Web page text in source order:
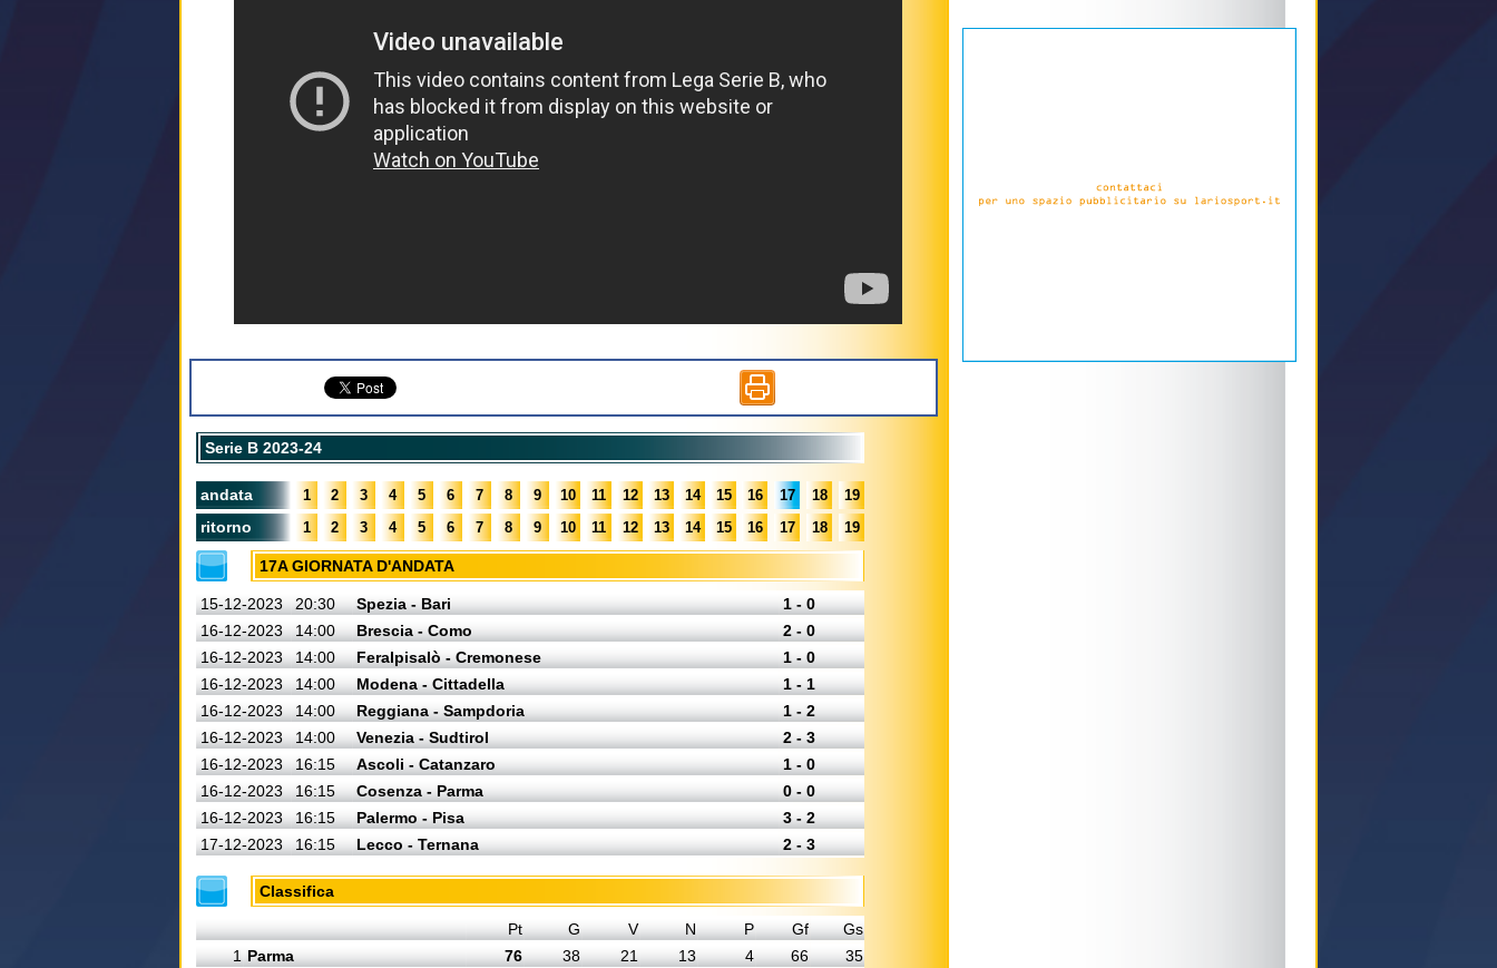
Serie B 2023-24
andata 1 2 3 4 5 6 7 8 9 10 11 12 13 14 15 16 17 18 19
ritorno 1 2 3 4 5 6 7 8 9 10 11 12 13 14 15 16 17 18 19
17A GIORNATA D'ANDATA
15-12-2023 20:30 Spezia - Bari
1 - 0
16-12-2023
14:00 Brescia - Como
2 - 0
16-12-2023
14:00 Feralpisalò - Cremonese
1 - 0
16-12-2023
14:00 Modena - Cittadella
1 - 1
16-12-2023
14:00 Reggiana - Sampdoria
1 - 2
16-12-2023
14:00 Venezia - Sudtirol
2 - 3
16-12-2023
16:15 Ascoli - Catanzaro
1 - 0
16-12-2023
16:15 Cosenza - Parma
0 - 0
16-12-2023
16:15 Palermo - Pisa
3 - 2
17-12-2023
16:15 Lecco - Ternana 2 - 3
Classifica
Pt G V N P Gf
Gs
1 Parma 76 38 21 13 4 66
35